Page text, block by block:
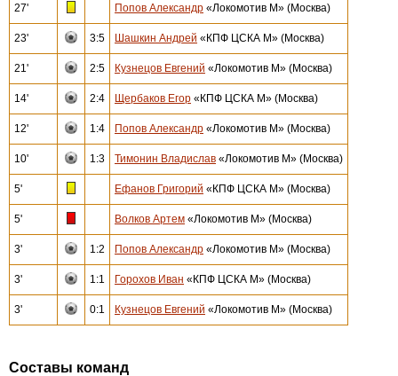
27' Попов Александр «Локомотив М» (Москва)
23' 3:5 Шашкин Андрей «КПФ ЦСКА М» (Москва)
21' 2:5 Кузнецов Евгений «Локомотив М» (Москва)
14' 2:4 Щербаков Егор «КПФ ЦСКА М» (Москва)
12' 1:4 Попов Александр «Локомотив М» (Москва)
10' 1:3 Тимонин Владислав «Локомотив М» (Москва)
5' Ефанов Григорий «КПФ ЦСКА М» (Москва)
5' Волков Артем «Локомотив М» (Москва)
3' 1:2 Попов Александр «Локомотив М» (Москва)
3' 1:1 Горохов Иван «КПФ ЦСКА М» (Москва)
3' 0:1 Кузнецов Евгений «Локомотив М» (Москва)
Составы команд